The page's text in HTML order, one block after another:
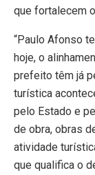
que fortalecem
“Paulo Afonso
hoje, o
prefeito têm já
turística
pelo Estado e
de obra, obras
atividade
que qualifica o